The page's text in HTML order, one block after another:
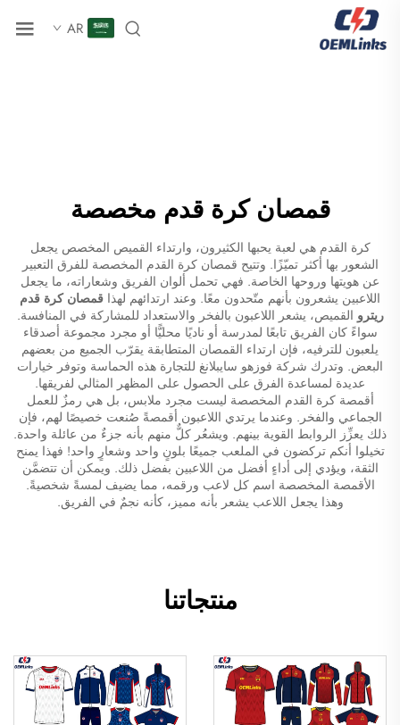
AR
قمصان كرة قدم مخصصة
كرة القدم هي لعبة يحبها الكثيرون، وارتداء القميص المخصص يجعل
الشعور بها أكثر تميّزًا. وتتيح قمصان كرة القدم المخصصة للفرق التعبير
عن هويتها وروحها الخاصة. فهي تحمل ألوان الفريق وشعاراته، ما يجعل
اللاعبين يشعرون بأنهم متّحدون معًا. وعند ارتدائهم لهذا قمصان كرة قدم
ريترو القميص، يشعر اللاعبون بالفخر والاستعداد للمشاركة في المنافسة.
سواءً كان الفريق تابعًا لمدرسة أو ناديًا محليًّا أو مجرد مجموعة أصدقاء
يلعبون للترفيه، فإن ارتداء القمصان المتطابقة يقرّب الجميع من بعضهم
البعض. وتدرك شركة فوزهو سايبلانغ للتجارة هذه الحماسة وتوفر خيارات
عديدة لمساعدة الفرق على الحصول على المظهر المثالي لفريقها.
أقمصة كرة القدم المخصصة ليست مجرد ملابس، بل هي رمزٌ للعمل
الجماعي والفخر. وعندما يرتدي اللاعبون أقمصةً صُنعت خصيصًا لهم، فإن
ذلك يعزِّز الروابط القوية بينهم. ويشعُر كلٌّ منهم بأنه جزءٌ من عائلة واحدة.
تخيلوا أنكم تركضون في الملعب جميعًا بلونٍ واحد وشعارٍ واحد! فهذا يمنح
الثقة، ويؤدي إلى أداءٍ أفضل من اللاعبين بفضل ذلك. ويمكن أن تتضمَّن
الأقمصة المخصصة اسم كل لاعب ورقمه، مما يضيف لمسةً شخصيةً.
وهذا يجعل اللاعب يشعر بأنه مميز، كأنه نجمٌ في الفريق.
منتجاتنا